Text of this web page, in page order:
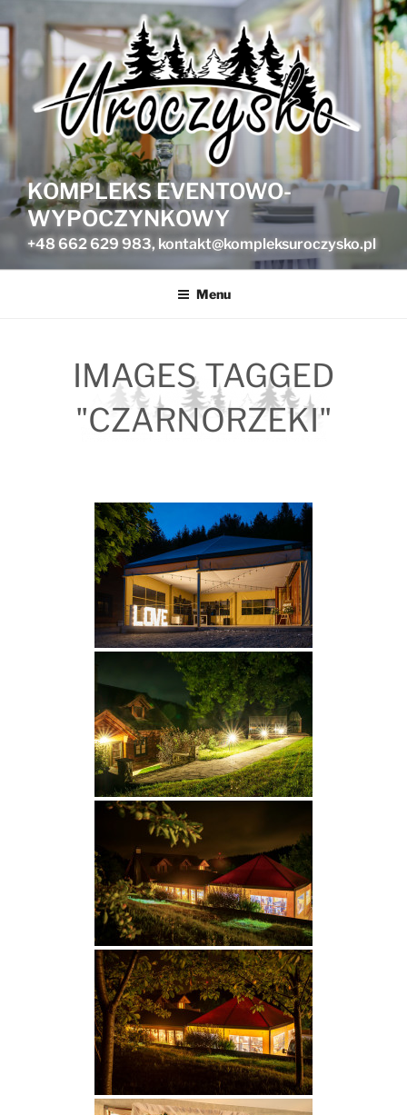
do
treści
KOMPLEKS EVENTOWO-
WYPOCZYNKOWY
+48 662 629 983, kontakt@kompleksuroczysko.pl
Menu
IMAGES TAGGED
"CZARNORZEKI"